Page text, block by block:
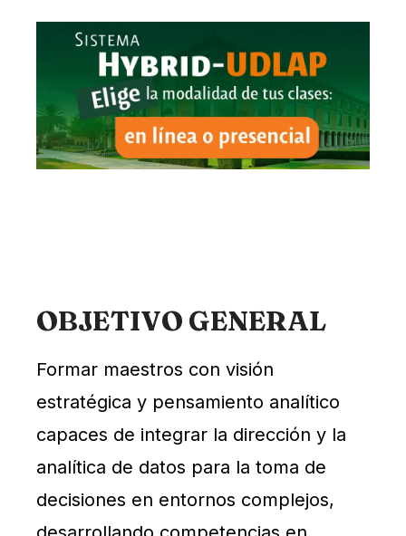
OBJETIVO GENERAL
Formar maestros con visión
estratégica y pensamiento analítico
capaces de integrar la dirección y la
analítica de datos para la toma de
decisiones en entornos complejos,